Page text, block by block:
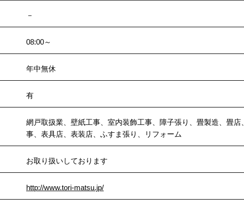
－
08:00～
年中無休
有
網戸取扱業、壁紙工事、室内装飾工事、障子張り、畳製造、畳
事、表具店、表装店、ふすま張り、リフォーム
お取り扱いしております
http://www.tori-matsu.jp/